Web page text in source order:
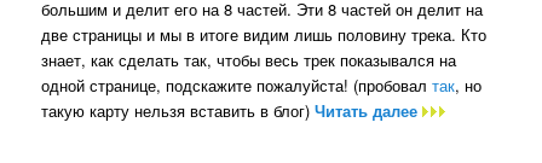
большим и делит его на 8 частей. Эти 8 частей он делит на
две страницы и мы в итоге видим лишь половину трека. Кто
знает, как сделать так, чтобы весь трек показывался на
одной странице, подскажите пожалуйста! (пробовалтак, но
такую карту нельзя вставить в блог)Читать далее